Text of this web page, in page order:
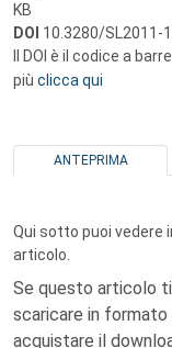
KB
DOI 10.3280/SL2011-
Il DOI è il codice a
più clicca qui
ANTEPRIMA
Qui sotto puoi vedere
articolo.
Se questo articolo
scaricare in
acquistare il